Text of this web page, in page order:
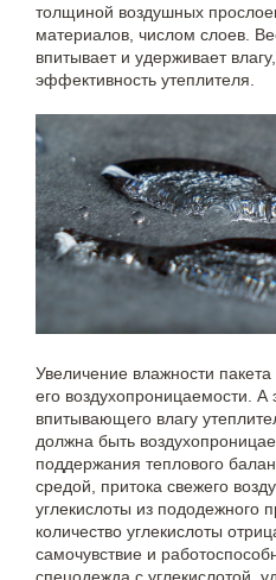
толщиной воздушных
материалов, числом слоев.
впитывает и удерживает
эффективность утеплителя.
Увеличение влажности
его воздухопроницаемости.
впитывающего влагу
должна быть
поддержания теплового
средой, притока свежего
углекислоты из пододежного
количество углекислоты
самочувствие и